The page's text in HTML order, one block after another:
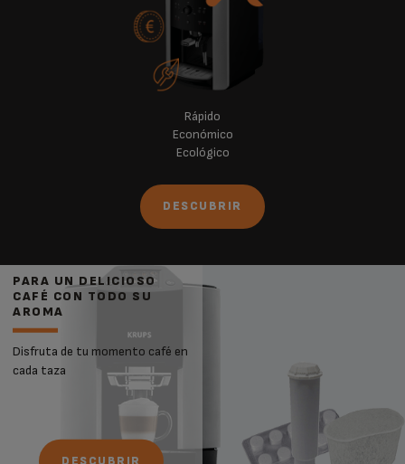
Rápido
Económico
Ecológico
DESCUBRIR
PARA UN DELICIOSO
CAFÉ CON TODO SU
AROMA
Disfruta de tu momento café en
cada taza
DESCUBRIR